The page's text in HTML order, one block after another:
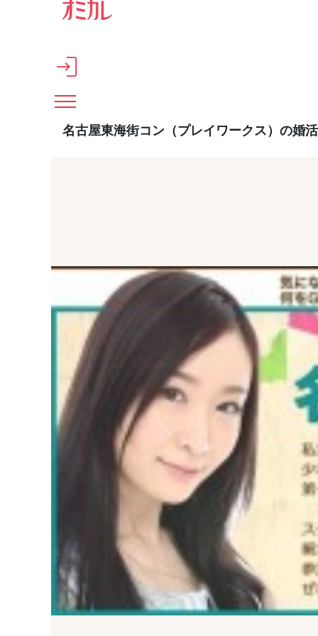
メインコンテンツへスキップ
名古屋東海街コン（プレイワークス）の婚